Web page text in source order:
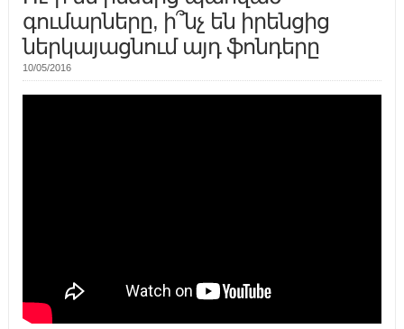
գումարները, ի՞նչ են իրենցից
ներկայացնում այդ ֆոնդերը
10/05/2016